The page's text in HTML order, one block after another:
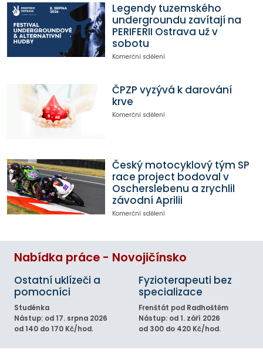
Legendy tuzemského
undergroundu zavítají na
PERIFERII Ostrava už v
sobotu
Komerční sdělení
ČPZP vyzývá k darování
krve
Komerční sdělení
Český motocyklový tým SP
race project bodoval v
Oscherslebenu a zrychlil
závodní Aprilii
Komerční sdělení
Nabídka práce - Novojičínsko
Ostatní uklízeči a
pomocníci
Studénka
Nástup: od 17. srpna 2026
od 140 do 170 Kč/hod.
Fyzioterapeuti bez
specializace
Frenštát pod Radhoštěm
Nástup: od 1. září 2026
od 300 do 420 Kč/hod.